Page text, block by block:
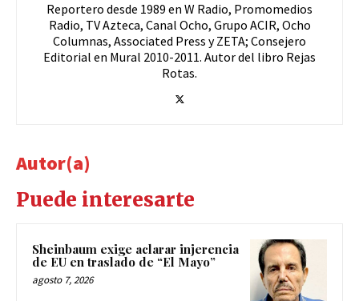
Reportero desde 1989 en W Radio, Promomedios
Radio, TV Azteca, Canal Ocho, Grupo ACIR, Ocho
Columnas, Associated Press y ZETA; Consejero
Editorial en Mural 2010-2011. Autor del libro Rejas
Rotas.
Autor(a)
Puede interesarte
Sheinbaum exige aclarar injerencia
de EU en traslado de “El Mayo”
agosto 7, 2026